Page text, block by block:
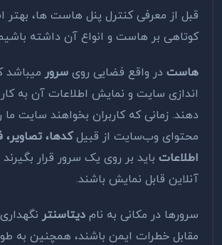
قبل از معرفی کنترل پنل هاست ها، بهتر
کوتاهی بر هاست و انواع آن داشته
هاست در واقع فضایی روی سرور می­باشد
­اندازی سایت و نمایش اطلاعات آن به
دهند. زمانی که کاربران بخواهند ­سایت ما
محتوای وب‌سایت از قبیلکدها، تصاویر،
اطلاعات باید بر روی یک سرور قرار
آنلاین قابل نمایش باشند.
سرور­ها در مکانی به نام دیتاسنتر
مقابل خطرات ایمن باشند، همچنین به